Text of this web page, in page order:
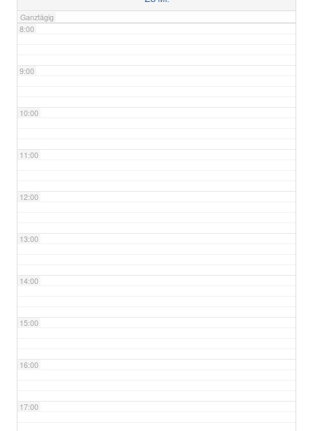
Ganztägig
8:00
9:00
10:00
11:00
12:00
13:00
14:00
15:00
16:00
17:00